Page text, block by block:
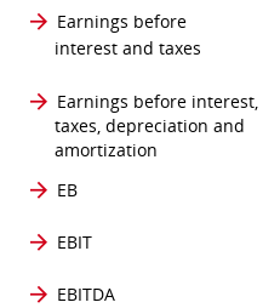
Earnings before
interest and taxes
Earnings before interest,
taxes, depreciation and
amortization
EB
EBIT
EBITDA